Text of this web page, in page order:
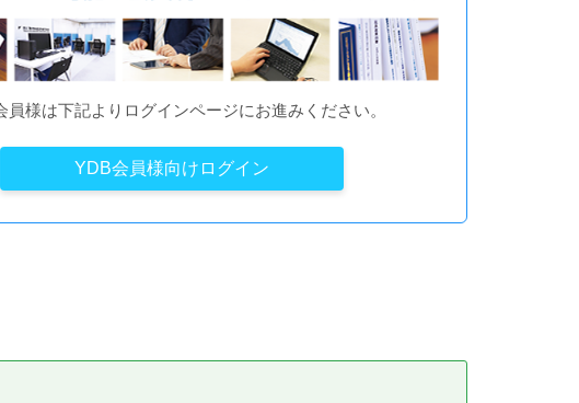
員様は下記よりログインページにお進みください。
YDB会員様向けログイン